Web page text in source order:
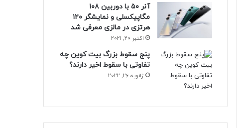
آنر ۵۰ با دوربین ۱۰۸
مگاپیکسلی و نمایشگر ۱۲۰
هرتزی در مالزی معرفی شد
اکتبر 20, 2021
پنج سقوط بزرگ بیت کوین چه
تفاوتی با سقوط اخیر دارند؟
ژانویه 26, 2022